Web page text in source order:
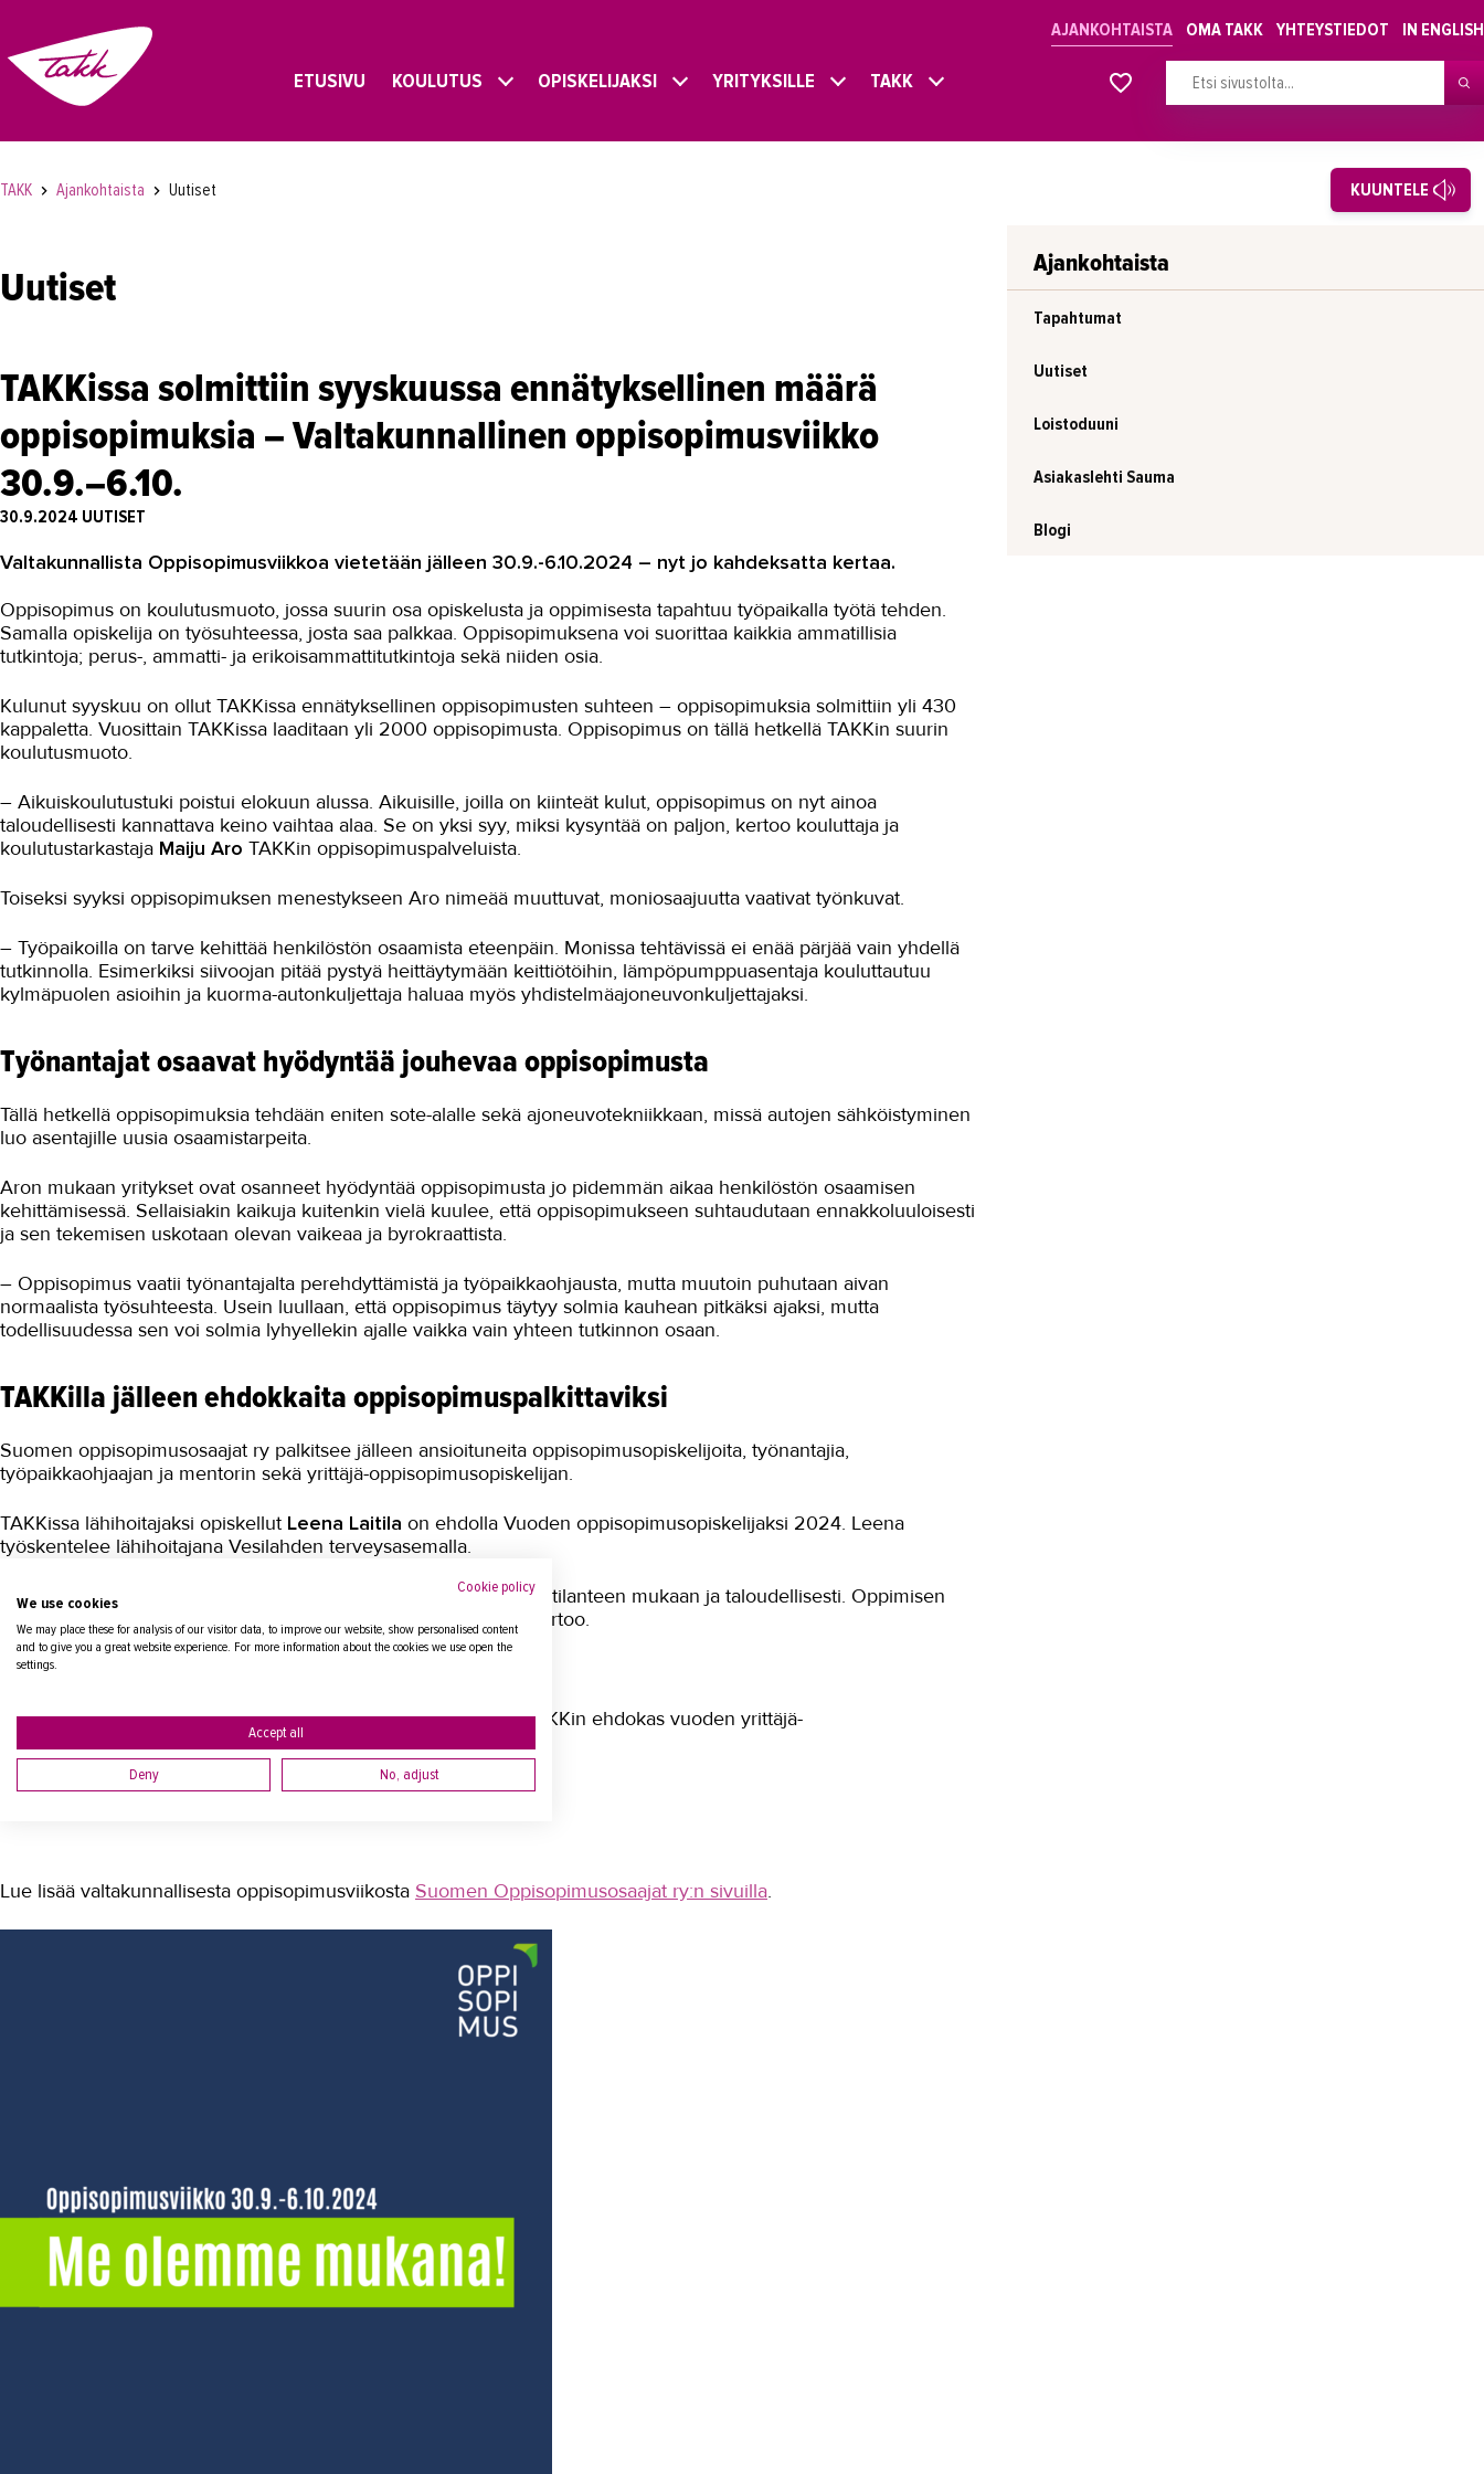
AJANKOHTAISTA OMA TAKK YHTEYSTIEDOT IN ENGLISH
ETUSIVU KOULUTUS OPISKELIJAKSI YRITYKSILLE TAKK
TAKK Ajankohtaista Uutiset KUUNTELE
Uutiset
TAKKissa solmittiin syyskuussa ennätyksellinen määrä
oppisopimuksia – Valtakunnallinen oppisopimusviikko
30.9.–6.10.
30.9.2024 UUTISET
Valtakunnallista Oppisopimusviikkoa vietetään jälleen 30.9.-6.10.2024 – nyt jo kahdeksatta kertaa.
Oppisopimus on koulutusmuoto, jossa suurin osa opiskelusta ja oppimisesta tapahtuu työpaikalla työtä tehden.
Samalla opiskelija on työsuhteessa, josta saa palkkaa. Oppisopimuksena voi suorittaa kaikkia ammatillisia
tutkintoja; perus-, ammatti- ja erikoisammattitutkintoja sekä niiden osia.
Kulunut syyskuu on ollut TAKKissa ennätyksellinen oppisopimusten suhteen – oppisopimuksia solmittiin yli 430
kappaletta. Vuosittain TAKKissa laaditaan yli 2000 oppisopimusta. Oppisopimus on tällä hetkellä TAKKin suurin
koulutusmuoto.
– Aikuiskoulutustuki poistui elokuun alussa. Aikuisille, joilla on kiinteät kulut, oppisopimus on nyt ainoa
taloudellisesti kannattava keino vaihtaa alaa. Se on yksi syy, miksi kysyntää on paljon, kertoo kouluttaja ja
koulutustarkastaja Maiju Aro TAKKin oppisopimuspalveluista.
Toiseksi syyksi oppisopimuksen menestykseen Aro nimeää muuttuvat, moniosaajuutta vaativat työnkuvat.
– Työpaikoilla on tarve kehittää henkilöstön osaamista eteenpäin. Monissa tehtävissä ei enää pärjää vain yhdellä
tutkinnolla. Esimerkiksi siivoojan pitää pystyä heittäytymään keittiötöihin, lämpöpumppuasentaja kouluttautuu
kylmäpuolen asioihin ja kuorma-autonkuljettaja haluaa myös yhdistelmäajoneuvonkuljettajaksi.
Työnantajat osaavat hyödyntää jouhevaa oppisopimusta
Tällä hetkellä oppisopimuksia tehdään eniten sote-alalle sekä ajoneuvotekniikkaan, missä autojen sähköistyminen
luo asentajille uusia osaamistarpeita.
Aron mukaan yritykset ovat osanneet hyödyntää oppisopimusta jo pidemmän aikaa henkilöstön osaamisen
kehittämisessä. Sellaisiakin kaikuja kuitenkin vielä kuulee, että oppisopimukseen suhtaudutaan ennakkoluuloisesti
ja sen tekemisen uskotaan olevan vaikeaa ja byrokraattista.
– Oppisopimus vaatii työnantajalta perehdyttämistä ja työpaikkaohjausta, mutta muutoin puhutaan aivan
normaalista työsuhteesta. Usein luullaan, että oppisopimus täytyy solmia kauhean pitkäksi ajaksi, mutta
todellisuudessa sen voi solmia lyhyellekin ajalle vaikka vain yhteen tutkinnon osaan.
TAKKilla jälleen ehdokkaita oppisopimuspalkittaviksi
Suomen oppisopimusosaajat ry palkitsee jälleen ansioituneita oppisopimusopiskelijoita, työnantajia,
työpaikkaohjaajan ja mentorin sekä yrittäjä-oppisopimusopiskelijan.
TAKKissa lähihoitajaksi opiskellut Leena Laitila on ehdolla Vuoden oppisopimusopiskelijaksi 2024. Leena
työskentelee lähihoitajana Vesilahden terveysasemalla.
– Oppisopimusopiskelu valikoitui kohdalleni senaikaisen elämäntilanteen mukaan ja taloudellisesti. Oppimisen
kannalta oppisopimusopiskelu sopi minulle todella hyvin, hän kertoo.
Katso Leenan ehdokasvideo YouTubessa
Markku PerkiöRengastien Autotarvike Oy:sta on puolestaan TAKKin ehdokas vuoden yrittäjä-
oppisopimusopiskelijan mentori -sarjassa.
Katso Markun ehdokasvideo YouTubessa
Lue lisää valtakunnallisesta oppisopimusviikosta Suomen Oppisopimusosaajat ry:n sivuilla.
Ajankohtaista
Tapahtumat
Uutiset
Loistoduuni
Asiakaslehti Sauma
Blogi
Alkavat koulutukset osiosta
Cookie policy
We use cookies
We may place these for analysis of our visitor data, to improve our website, show personalised content
and to give you a great website experience. For more information about the cookies we use open the
settings.
Accept all
Deny No, adjust